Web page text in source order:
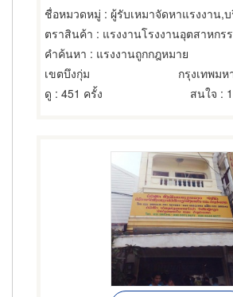
ชื่อหมวดหมู่ : ผู้รับเหมาจัดหาแรงงาน,บริการจัดหา
ตราสินค้า : แรงงานโรงงานอุตสาหกร
คำค้นหา : แรงงานถูกกฎหมาย
เขตบึงกุ่ม
กรุงเทพม
ดู : 451 ครั้ง สนใจ :